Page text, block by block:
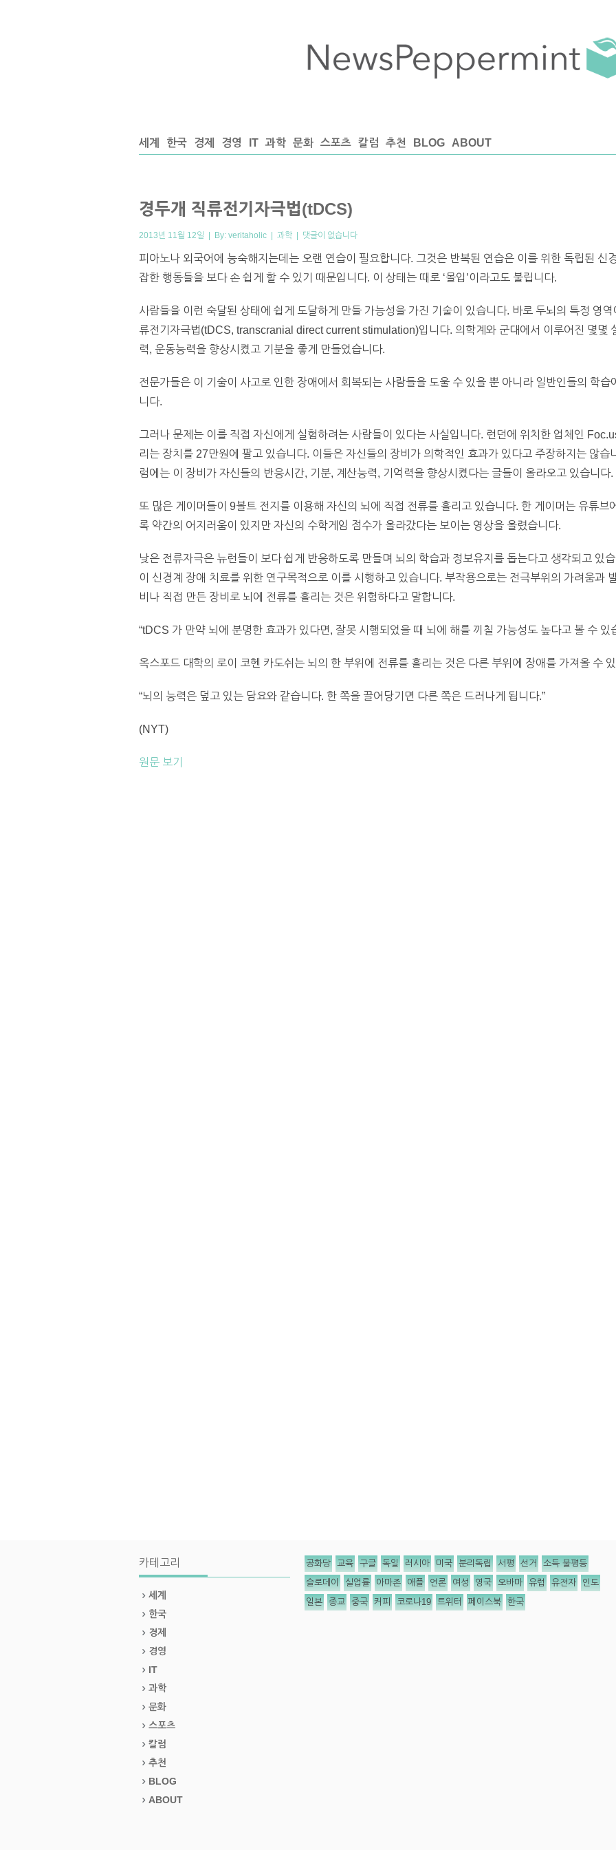
세계 한국 경제 경영 IT 과학 문화 스포츠 칼럼 추천 BLOG ABOUT
경두개 직류전기자극법(tDCS)
2013년 11월 12일 | By: veritaholic | 과학 | 댓글이 없습니다
피아노나 외국어에 능숙해지는데는 오랜 연습이 필요합니다. 그것은 반복된 연습은 이를 위한 독립된 신
잡한 행동들을 보다 손 쉽게 할 수 있기 때문입니다. 이 상태는 때로 ‘몰입’이라고도 불립니다.
사람들을 이런 숙달된 상태에 쉽게 도달하게 만들 가능성을 가진 기술이 있습니다. 바로 두뇌의 특정 영
류전기자극법(tDCS, transcranial direct current stimulation)입니다. 의학계와 군대에서 이루어진 몇몇
력, 운동능력을 향상시켰고 기분을 좋게 만들었습니다.
전문가들은 이 기술이 사고로 인한 장애에서 회복되는 사람들을 도울 수 있을 뿐 아니라 일반인들의 학
니다.
그러나 문제는 이를 직접 자신에게 실험하려는 사람들이 있다는 사실입니다. 런던에 위치한 업체인
리는 장치를 27만원에 팔고 있습니다. 이들은 자신들의 장비가 의학적인 효과가 있다고 주장하지는 않
럼에는 이 장비가 자신들의 반응시간, 기분, 계산능력, 기억력을 향상시켰다는 글들이 올라오고 있습니다.
또 많은 게이머들이 9볼트 전지를 이용해 자신의 뇌에 직접 전류를 흘리고 있습니다. 한 게이머는 유튜브
록 약간의 어지러움이 있지만 자신의 수학게임 점수가 올라갔다는 보이는 영상을 올렸습니다.
낮은 전류자극은 뉴런들이 보다 쉽게 반응하도록 만들며 뇌의 학습과 정보유지를 돕는다고 생각되고 있
이 신경계 장애 치료를 위한 연구목적으로 이를 시행하고 있습니다. 부작용으로는 전극부위의 가려움과
비나 직접 만든 장비로 뇌에 전류를 흘리는 것은 위험하다고 말합니다.
“tDCS 가 만약 뇌에 분명한 효과가 있다면, 잘못 시행되었을 때 뇌에 해를 끼칠 가능성도 높다고 볼 수 있
옥스포드 대학의 로이 코헨 카도쉬는 뇌의 한 부위에 전류를 흘리는 것은 다른 부위에 장애를 가져올 수
“뇌의 능력은 덮고 있는 담요와 같습니다. 한 쪽을 끌어당기면 다른 쪽은 드러나게 됩니다.”
(NYT)
원문 보기
카테고리
세계
한국
경제
경영
IT
과학
문화
스포츠
칼럼
추천
BLOG
ABOUT
공화당 교육 구글 독일 러시아 미국 분리독립 서평 선거 소득 불평등
슬로데이 실업률 아마존 애플 언론 여성 영국 오바마 유럽 유전자 인도
일본 종교 중국 커피 코로나19 트위터 페이스북 한국